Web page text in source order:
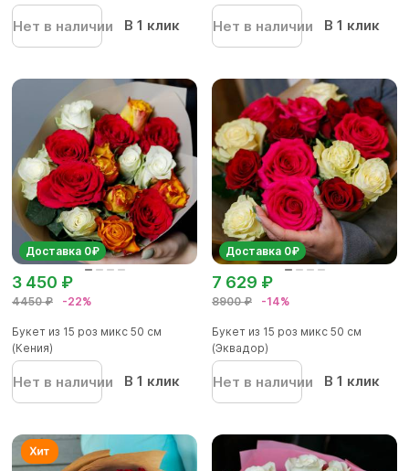
Нет в наличии В 1 клик Нет в наличии В 1 клик
Доставка 0₽
4450 ₽ -22%
3 450 ₽
Букет из 15 роз микс 50 см
(Кения)
Нет в наличии В 1 клик
Доставка 0₽
8900 ₽ -14%
7 629 ₽
Букет из 15 роз микс 50 см
(Эквадор)
Нет в наличии В 1 клик